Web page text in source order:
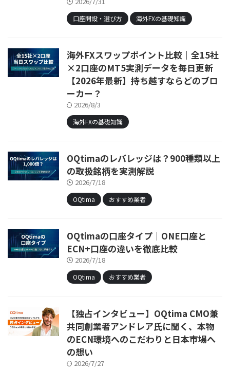
口座開設・選び方 海外FXの基礎知識
海外FXスワップポイント比較｜全15社
×2口座のMT5実測データを毎日更新
【2026年最新】持ち越すならどのブロ
ーカー？
2026/8/3
海外FXの基礎知識
OQtimaのレバレッジは？900種類以上
の取扱銘柄を実測解説
2026/7/18
OQtima おすすめ業者
OQtimaの口座タイプ｜ONE口座と
ECN+口座の違いを徹底比較
2026/7/18
OQtima おすすめ業者
【独占インタビュー】OQtima CMO兼
共同創業者アンドレア氏に聞く、本物
のECN環境へのこだわりと日本市場へ
の想い
2026/7/27